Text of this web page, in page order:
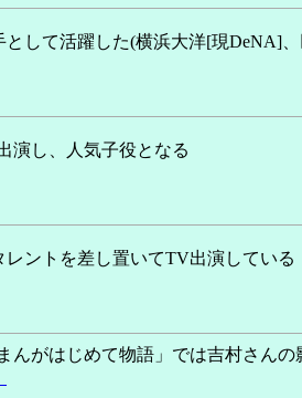
として活躍した(横浜大洋[現DeNA]
演し、人気子役となる
ントを差し置いてTV出演している
んがはじめて物語」では吉村さん